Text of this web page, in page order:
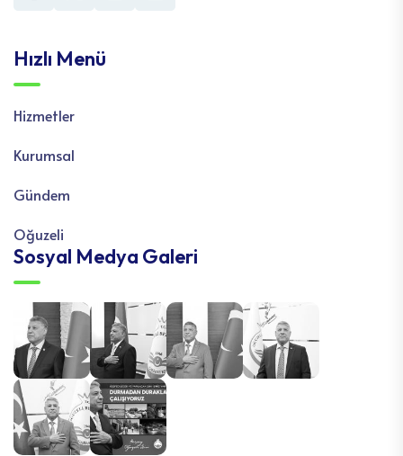
Hızlı Menü
Hizmetler
Kurumsal
Gündem
Oğuzeli
Sosyal Medya Galeri